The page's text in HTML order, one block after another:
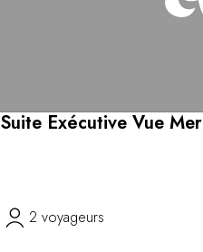
Suite Exécutive Vue Mer
2 voyageurs